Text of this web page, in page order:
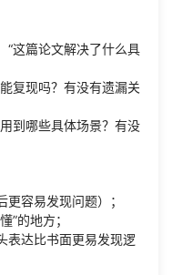
“这篇论文解决了什么具
复现吗？有没有遗漏关
到哪些具体场景？有没
更容易发现问题）；
”的地方；
表达比书面更易发现逻